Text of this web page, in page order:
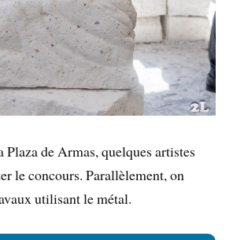
de Armas, quelques artistes
le concours. Parallèlement, on
utilisant le métal.